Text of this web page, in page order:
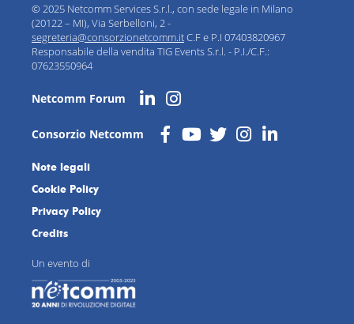
© 2025 Netcomm Services S.r.l., con sede legale in Milano
(20122 – MI), Via Serbelloni, 2 -
segreteria@consorzionetcomm.itC.F e P.I 07403820967
Responsabile della vendita TIG Events S.r.l. - P.I./C.F.:
07623550964
Netcomm Forum
Consorzio Netcomm
Note legali
Cookie Policy
Privacy Policy
Credits
Un evento di